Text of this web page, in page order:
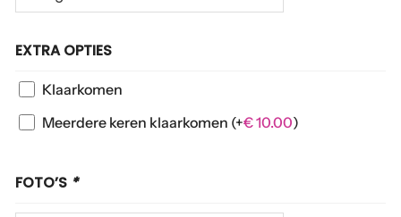
EXTRA OPTIES
Klaarkomen
Meerdere keren klaarkomen (+€10.00)
FOTO’S *